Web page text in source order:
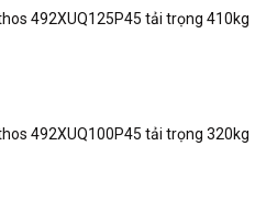
492XUQ125P45 tải trọng 410kg
492XUQ100P45 tải trọng 320kg